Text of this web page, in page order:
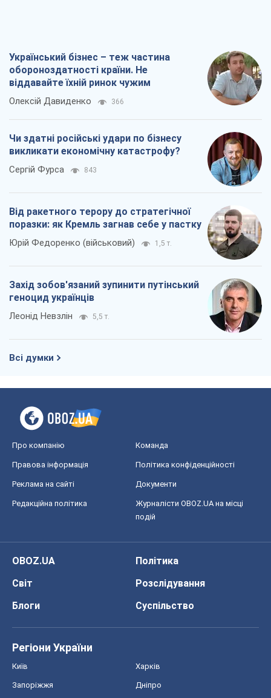
Український бізнес – теж частина
обороноздатності країни. Не
віддавайте їхній ринок чужим
Олексій Давиденко 366
Чи здатні російські удари по бізнесу
викликати економічну катастрофу?
Сергій Фурса 843
Від ракетного терору до стратегічної
поразки: як Кремль загнав себе у пастку
Юрій Федоренко (військовий) 1,5 т.
Захід зобов'язаний зупинити путінський
геноцид українців
Леонід Невзлін 5,5 т.
Всі думки
Про компанію Команда
Правова інформація Політика конфіденційності
Реклама на сайті Документи
Редакційна політика
Журналісти OBOZ.UA на місці
подій
OBOZ.UA
Політика
Світ
Розслідування
Блоги
Суспільство
Регіони України
Київ Харків
Запоріжжя Дніпро